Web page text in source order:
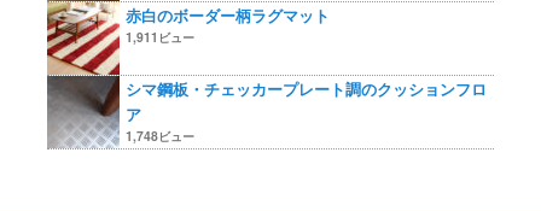
赤白のボーダー柄ラグマット
1,911ビュー
シマ鋼板・チェッカープレート調のクッションフロ
ア
1,748ビュー